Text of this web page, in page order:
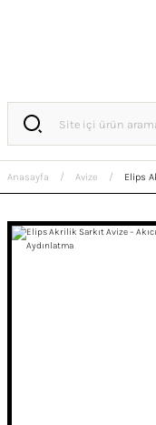
Anasayfa Avize Elips